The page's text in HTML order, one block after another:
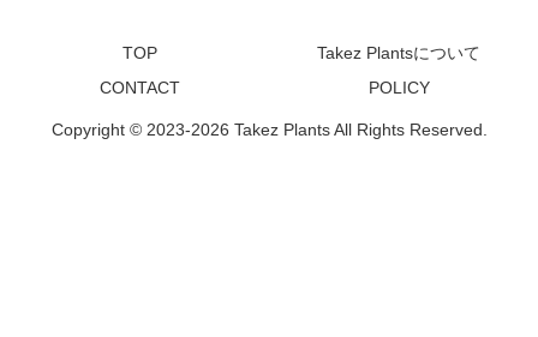
TOP
Takez Plantsについて
CONTACT
POLICY
Copyright © 2023-2026 Takez Plants All Rights Reserved.